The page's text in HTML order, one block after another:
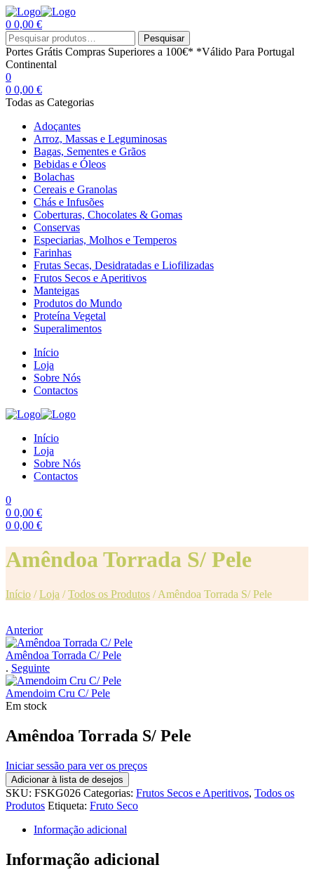
0 0,00 €
Menu
Procurar
por:
Pesquisar
Portes Grátis Compras Superiores a 100€* *Válido Para Portugal
Continental
0
0 0,00 €
Todas as Categorias
Adoçantes
Arroz, Massas e Leguminosas
Bagas, Sementes e Grãos
Bebidas e Óleos
Bolachas
Cereais e Granolas
Chás e Infusões
Coberturas, Chocolates & Gomas
Conservas
Especiarias, Molhos e Temperos
Farinhas
Frutas Secas, Desidratadas e Liofilizadas
Frutos Secos e Aperitivos
Manteigas
Produtos do Mundo
Proteína Vegetal
Superalimentos
Início
Loja
Sobre Nós
Contactos
Início
Loja
Sobre Nós
Contactos
0
0 0,00 €
0 0,00 €
Amêndoa Torrada S/ Pele
Início /Loja /Todos os Produtos /Amêndoa Torrada S/ Pele
Anterior
Amêndoa Torrada C/ Pele
. Seguinte
Amendoim Cru C/ Pele
Em stock
Amêndoa Torrada S/ Pele
Iniciar sessão para ver os preços
Adicionar à lista de desejos
SKU: FSKG026 Categorias: Frutos Secos e Aperitivos, Todos os
Produtos Etiqueta: Fruto Seco
Informação adicional
Informação adicional